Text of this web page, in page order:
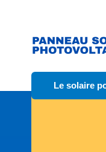
Le solaire